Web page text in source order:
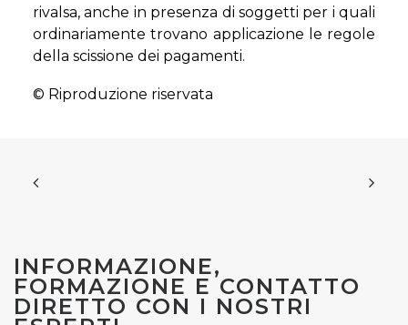
rivalsa, anche in presenza di soggetti per i quali
ordinariamente trovano applicazione le regole
della scissione dei pagamenti.
© Riproduzione riservata
INFORMAZIONE,
FORMAZIONE E CONTATTO
DIRETTO CON I NOSTRI